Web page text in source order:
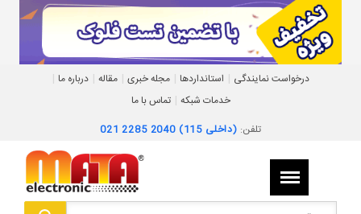
درخواست نمایندگی | استانداردها | مجله خبری | مقاله | درباره ما |
خدمات شبکه | تماس با ما
تلفن: 021 2285 2040 (داخلی 115)